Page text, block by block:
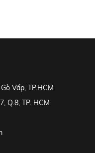
Vấp, TP.HCM
Q.8, TP. HCM